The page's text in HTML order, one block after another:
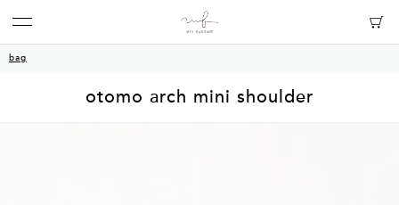
bag
otomo arch mini shoulder